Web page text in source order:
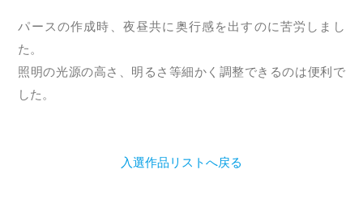
パースの作成時、夜昼共に奥行感を出すのに苦労しまし
た。
照明の光源の高さ、明るさ等細かく調整できるのは便利で
した。
入選作品リストへ戻る